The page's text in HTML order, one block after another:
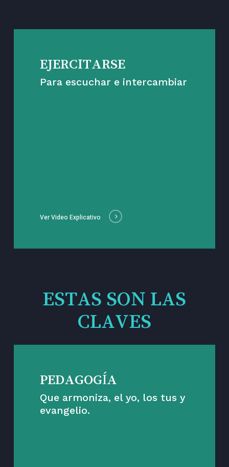
EJERCITARSE
Para escuchar e intercambiar
Ver Video Explicativo
ESTAS SON LAS
CLAVES
PEDAGOGÍA
Que armoniza, el yo, los tus y
evangelio.